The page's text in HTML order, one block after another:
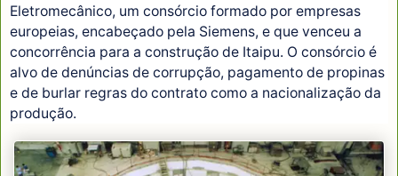
Eletromecânico, um consórcio formado por empresas
europeias, encabeçado pela Siemens, e que venceu a
concorrência para a construção de Itaipu. O consórcio é
alvo de denúncias de corrupção, pagamento de propinas
e de burlar regras do contrato como a nacionalização da
produção.